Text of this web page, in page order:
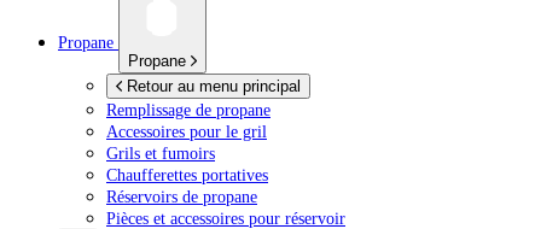
Propane
Propane
Retour au menu principal
Remplissage de propane
Accessoires pour le gril
Grils et fumoirs
Chaufferettes portatives
Réservoirs de propane
Pièces et accessoires pour réservoir